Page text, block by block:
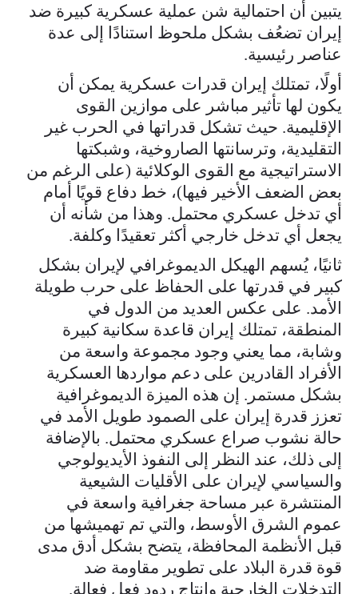
يتبين أن احتمالية شن عملية عسكرية كبيرة ضد
إيران تضعُف بشكل ملحوظ استنادًا إلى عدة
عناصر رئيسية.
أولًا، تمتلك إيران قدرات عسكرية يمكن أن
يكون لها تأثير مباشر على موازين القوى
الإقليمية. حيث تشكل قدراتها في الحرب غير
التقليدية، وترسانتها الصاروخية، وشبكتها
الاستراتيجية مع القوى الوكلائية (على الرغم من
بعض الضعف الأخير فيها)، خط دفاع قويًا أمام
أي تدخل عسكري محتمل. وهذا من شأنه أن
يجعل أي تدخل خارجي أكثر تعقيدًا وكلفة.
ثانيًا، يُسهم الهيكل الديموغرافي لإيران بشكل
كبير في قدرتها على الحفاظ على حرب طويلة
الأمد. على عكس العديد من الدول في
المنطقة، تمتلك إيران قاعدة سكانية كبيرة
وشابة، مما يعني وجود مجموعة واسعة من
الأفراد القادرين على دعم مواردها العسكرية
بشكل مستمر. إن هذه الميزة الديموغرافية
تعزز قدرة إيران على الصمود طويل الأمد في
حالة نشوب صراع عسكري محتمل. بالإضافة
إلى ذلك، عند النظر إلى النفوذ الأيديولوجي
والسياسي لإيران على الأقليات الشيعية
المنتشرة عبر مساحة جغرافية واسعة في
عموم الشرق الأوسط، والتي تم تهميشها من
قبل الأنظمة المحافظة، يتضح بشكل أدق مدى
قوة قدرة البلاد على تطوير مقاومة ضد
التدخلات الخارجية وإنتاج ردود فعل فعالة.